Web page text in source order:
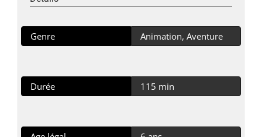
Genre Animation, Aventure
Durée 115 min